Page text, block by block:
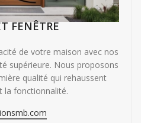
FENÊTRE
de votre maison avec nos
supérieure. Nous proposons
qualité qui rehaussent
la fonctionnalité.